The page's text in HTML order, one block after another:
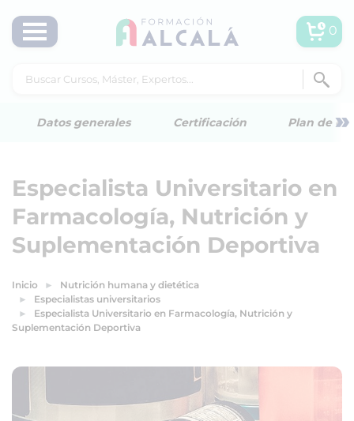
0
Datos generales Certificación Plan de »
Especialista Universitario en
Farmacología, Nutrición y
Suplementación Deportiva
Inicio
Nutrición humana y dietética
Especialistas universitarios
Especialista Universitario en Farmacología, Nutrición y
Suplementación Deportiva